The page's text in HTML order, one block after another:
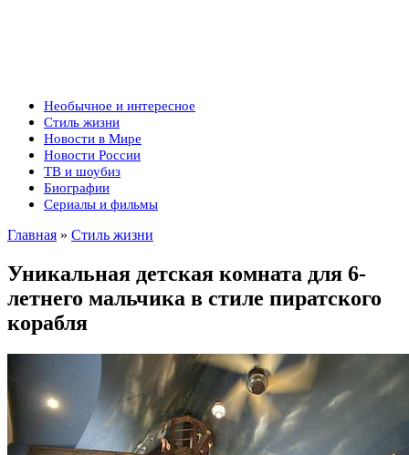
Необычное и интересное
Стиль жизни
Новости в Мире
Новости России
ТВ и шоубиз
Биографии
Сериалы и фильмы
Главная » Стиль жизни
Уникальная детская комната для 6-
летнего мальчика в стиле пиратского
корабля